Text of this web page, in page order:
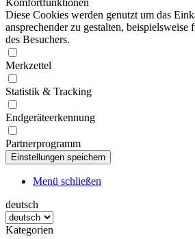
Komfortfunktionen
Diese Cookies werden genutzt um das
ansprechender zu gestalten,
des Besuchers.
Merkzettel
Statistik & Tracking
Endgeräteerkennung
Partnerprogramm
Menü schließen
deutsch
Kategorien